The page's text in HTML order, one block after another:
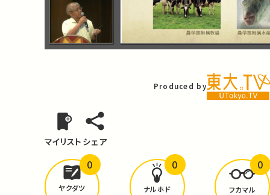
Video
Produced by
マイリスト シェア
どんな学びがありましたか？
ヤクダツ
0
ナルホド
0
フカマル
0